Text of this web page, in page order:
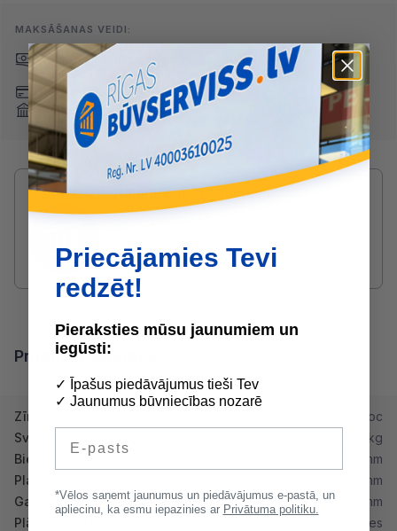
MAKSĀŠANAS VEIDI:
Skaidrā naudā
(arī preci
saņemot)
Maksājumu kartes
Internetbankas
Pārskaitījums
Nomaksa
Radušies jautājumi par produktu?
SAZINIES AR DRUVIS:
druvis@buvserviss.lv
Produkta īpašības
Zīmols
Paroc
Svars
20.72 kg
Biezums
20 mm
Platums
600 mm
Garums
1200 mm
Plātņu skaits pakā
10 loksnes
Priecājamies Tevi
redzēt!
Pieraksties mūsu jaunumiem un
iegūsti:
✓ Īpašus piedāvājumus tieši Tev
✓ Jaunumus būvniecības nozarē
*Vēlos saņemt jaunumus un piedāvājumus e-pastā, un
apliecinu, ka esmu iepazinies ar Privātuma politiku.